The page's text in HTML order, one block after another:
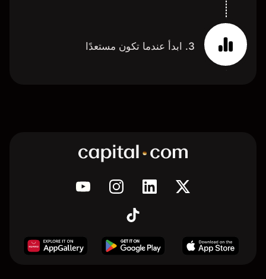
3. ابدأ عندما تكون مستعدًا